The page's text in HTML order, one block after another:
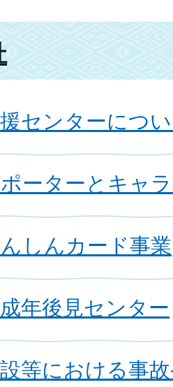
センターにつ
ーターとキャ
しんカード事業
年後見センター
等における事